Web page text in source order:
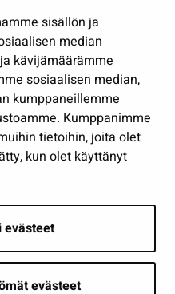
sisällön ja
median
kävijämäärämme
sosiaalisen median,
kumppaneillemme
Kumppanimme
tietoihin, joita olet
kun olet käyttänyt
evästeet